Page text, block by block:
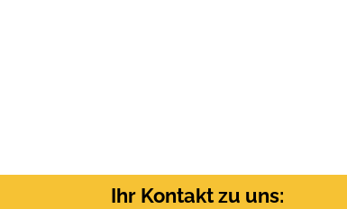
Ihr Kontakt zu uns: